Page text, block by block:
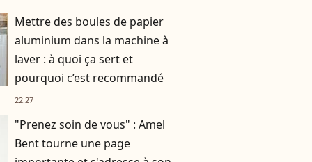
Mettre des boules de papier
aluminium dans la machine à
laver : à quoi ça sert et
pourquoi c’est recommandé
22:27
"Prenez soin de vous" : Amel
Bent tourne une page